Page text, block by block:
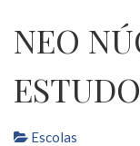
NEO
Escolas